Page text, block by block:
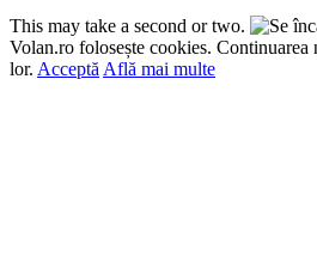
This may take a second or two.
Volan.ro folosește cookies. Continuarea
lor. Acceptă Află mai multe